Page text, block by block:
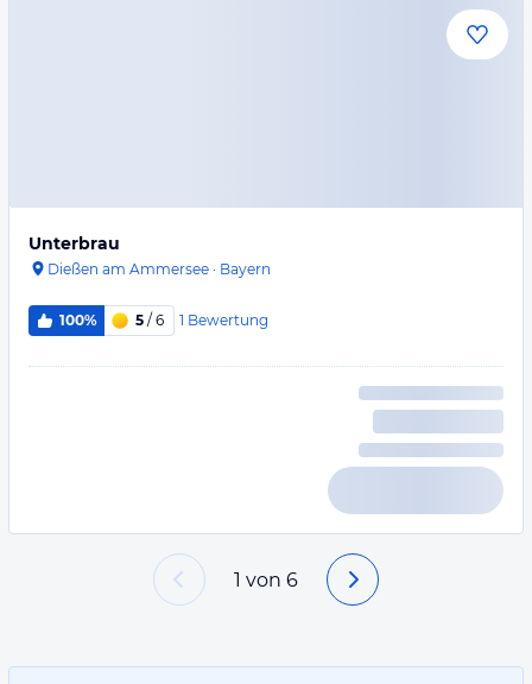
Unterbrau
Dießen am Ammersee · Bayern
100% 5 / 6 1 Bewertung
1 von 6